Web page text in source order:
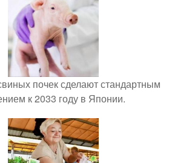
почек сделают стандартным
к 2033 году в Японии.